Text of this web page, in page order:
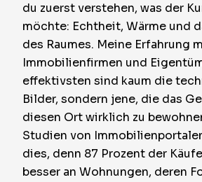
du zuerst verstehen, was der
möchte: Echtheit, Wärme und
des Raumes. Meine Erfahrung
Immobilienfirmen und
effektivsten sind kaum die
Bilder, sondern jene, die das
diesen Ort wirklich zu
Studien von
dies, denn 87 Prozent der
besser an Wohnungen, deren